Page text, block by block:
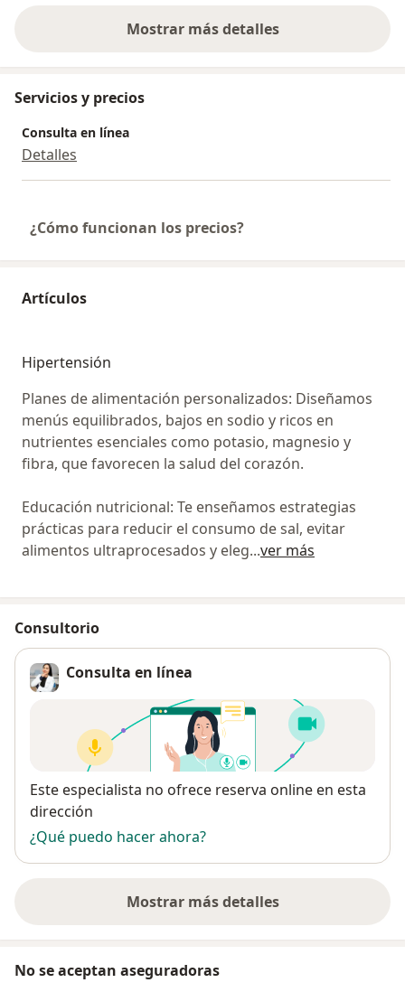
Mostrar más detalles
sobre la experiencia
Servicios y precios
Consulta en línea
Detalles
¿Cómo funcionan los precios?
Artículos
Hipertensión
Planes de alimentación personalizados: Diseñamos
menús equilibrados, bajos en sodio y ricos en
nutrientes esenciales como potasio, magnesio y
fibra, que favorecen la salud del corazón.
Educación nutricional: Te enseñamos estrategias
prácticas para reducir el consumo de sal, evitar
alimentos ultraprocesados y eleg...ver más
Consultorio
Consulta en línea
Disponibilidad
Este especialista no ofrece reserva online en esta
dirección
¿Qué puedo hacer ahora?
Mostrar más detalles
sobre la dirección
No se aceptan aseguradoras